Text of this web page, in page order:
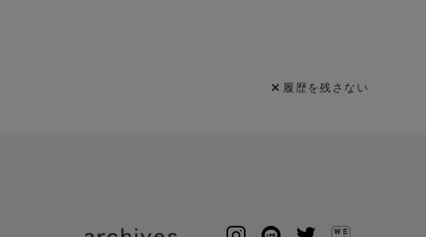
履歴を残さない